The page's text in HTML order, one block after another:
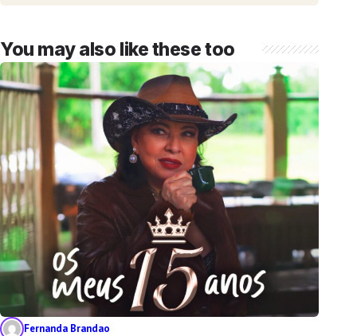
You may also like these too
Fernanda Brandao